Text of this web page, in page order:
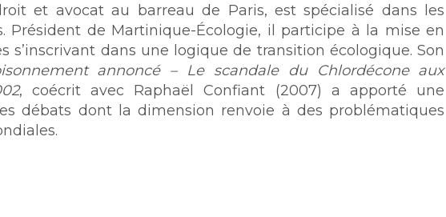
et avocat au barreau de Paris, est spécialisé dans les
Président de Martinique-Écologie, il participe à la mise en
dans une logique de transition écologique. Son
annoncé – Le scandale du Chlordécone aux
, coécrit avec Raphaël Confiant (2007) a apporté une
débats dont la dimension renvoie à des problématiques